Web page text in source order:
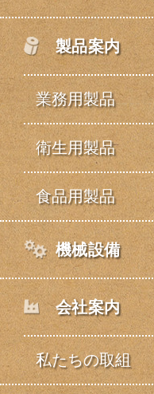
製品案内
業務用製品
衛生用製品
食品用製品
機械設備
会社案内
私たちの取組